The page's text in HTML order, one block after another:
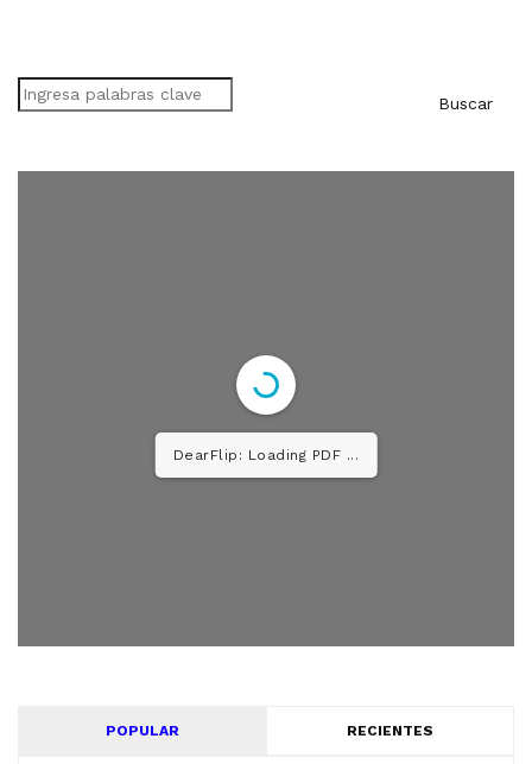
Buscar
Buscar
DearFlip: Loading PDF 26%
...
POPULAR RECIENTES